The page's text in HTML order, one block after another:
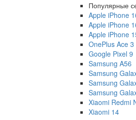
Популярные
Apple iPhone
Apple iPhone
Apple iPhone
OnePlus Ace 3
Google Pixel 9
Samsung A56
Samsung
Samsung
Samsung
Xiaomi Redmi
Xiaomi 14